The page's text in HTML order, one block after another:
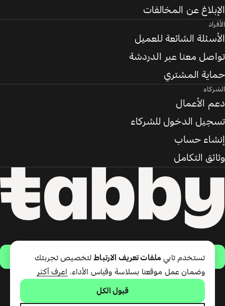
حمّل التطبيق
تقدّم شركة تابي ذ.م.م خدمة الدفع
الإبلاغ عن المخالفات
الأفراد
الأسئلة الشائعة للعميل
تواصل معنا عبر الدردشة
حماية المشتري
الشركاء
دعم الأعمال
تسجيل الدخول للشركاء
إنشاء حساب
وثائق التكامل
تستخدم تابي ملفات تعريف الارتباطلتخصيص تجربتك
وضمان عمل موقعنا بسلاسة وقياس الأداء.
اعرف أكثر
قبول الكل